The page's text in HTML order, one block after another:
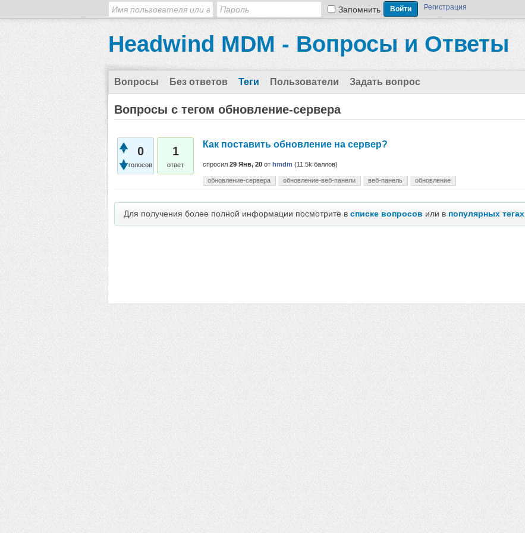
Запомнить Регистрация
Headwind MDM - Вопросы и Ответы
Вопросы Без ответов Теги Пользователи Задать вопрос
Вопросы с тегом обновление-сервера
0
голосов
1
ответ
Как поставить обновление на сервер?
спросил 29 Янв, 20 от hmdm (11.5k баллов)
обновление-сервера обновление-веб-панели веб-панель обновление
Для получения более полной информации посмотрите в списке вопросов или в популярных тегах